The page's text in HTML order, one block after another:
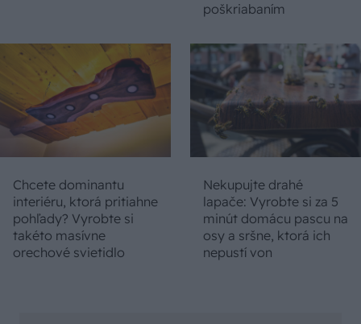
poškriabaním
Chcete dominantu
interiéru, ktorá pritiahne
pohľady? Vyrobte si
takéto masívne
orechové svietidlo
Nekupujte drahé
lapače: Vyrobte si za 5
minút domácu pascu na
osy a sršne, ktorá ich
nepustí von